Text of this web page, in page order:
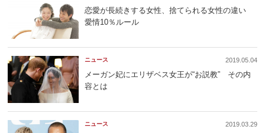
恋愛が長続きする女性、捨てられる女性の違い
愛情10％ルール
ニュース 2019.05.04
メーガン妃にエリザベス女王が“お説教” その内
容とは
ニュース 2019.03.29